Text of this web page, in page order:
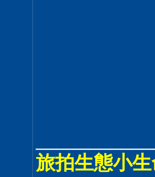
旅拍生態小